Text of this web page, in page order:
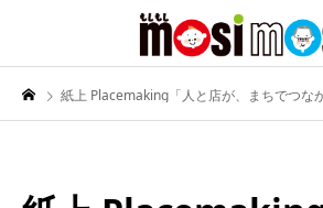
紙上 Placemaking「人と店が、まちでつながる・つ